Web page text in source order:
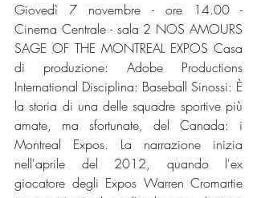
Giovedì 7 novembre - ore 14.00 -
Cinema Centrale - sala 2 NOS AMOURS
SAGE OF THE MONTREAL EXPOS Casa
di produzione: Adobe Productions
International Disciplina: Baseball Sinossi: È
la storia di una delle squadre sportive più
amate, ma sfortunate, del Canada: i
Montreal Expos. La narrazione inizia
nell'aprile del 2012, quando l'ex
giocatore degli Expos Warren Cromartie